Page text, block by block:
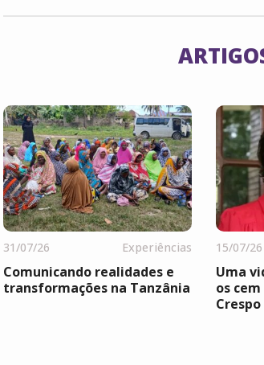
31/07/26 Experiências
Comunicando realidades e
transformações na Tanzânia
15/07/26
Uma
os